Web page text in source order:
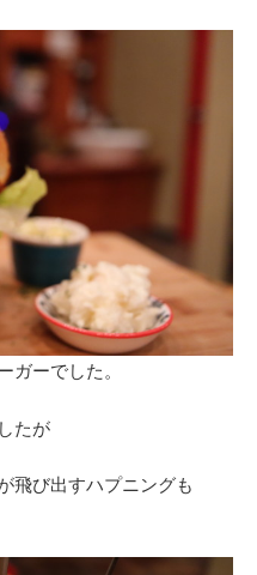
ガーでした。
たが
飛び出すハプニングも